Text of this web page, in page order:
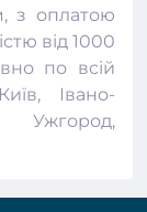
з оплатою
від 1000
по всій
Івано-